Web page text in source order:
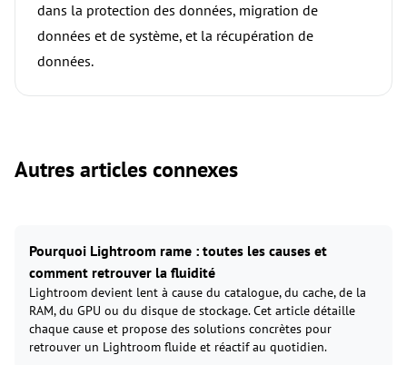
dans la protection des données, migration de
données et de système, et la récupération de
données.
Autres articles connexes
Pourquoi Lightroom rame : toutes les causes et
comment retrouver la fluidité
Lightroom devient lent à cause du catalogue, du cache, de la
RAM, du GPU ou du disque de stockage. Cet article détaille
chaque cause et propose des solutions concrètes pour
retrouver un Lightroom fluide et réactif au quotidien.